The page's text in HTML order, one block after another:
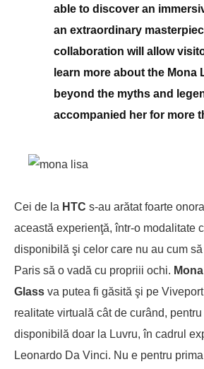
able to discover an
an extraordinary
collaboration will allow
learn more about the Mona
beyond the myths and
accompanied her for more
Cei de la HTC s-au arătat foarte
această experienţă, într-o modalitate
disponibilă şi celor care nu au cum
Paris să o vadă cu propriii ochi.
Glass va putea fi găsită şi pe
realitate virtuală cât de curând,
disponibilă doar la Luvru, în cadrul
Leonardo Da Vinci. Nu e pentru